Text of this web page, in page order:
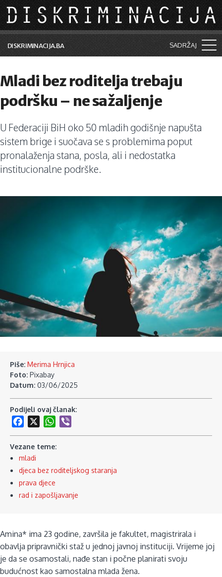
Skip to main content
DISKRIMINACIJA.BA SADRŽAJ
Vijesti i događaji
Aktuelne teme
Kolumne
Lične priče
Saradnja sa medijima
Mladi bez roditelja trebaju
podršku – ne sažaljenje
U Federaciji BiH oko 50 mladih godišnje napušta
sistem brige i suočava se s problemima poput
pronalaženja stana, posla, ali i nedostatka
institucionalne podrške.
Piše: Merima Hrnjica
Foto: Pixabay
Datum: 03/06/2025
Podijeli ovaj članak:
Facebook
WhatsApp
Vezane teme:
mladi
djeca bez roditeljskog staranja
prava djece
rad i zapošljavanje
Amina* ima 23 godine, završila je fakultet, magistrirala i
obavlja pripravnički staž u jednoj javnoj instituciji. Vrijeme joj
je da se osamostali, nađe stan i počne planirati svoju
budućnost kao samostalna mlada žena.